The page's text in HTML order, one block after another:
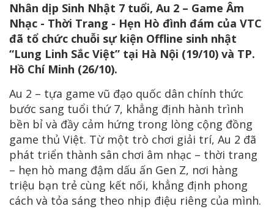
Nhân dịp Sinh Nhật 7 tuổi, Au 2 – Game Âm
Nhạc - Thời Trang - Hẹn Hò đình đám của VTC
đã tổ chức chuỗi sự kiện Offline sinh nhật
“Lung Linh Sắc Việt” tại Hà Nội (19/10) và TP.
Hồ Chí Minh (26/10).
Au 2 – tựa game vũ đạo quốc dân chính thức
bước sang tuổi thứ 7, khẳng định hành trình
bền bỉ và đầy cảm hứng trong lòng cộng đồng
game thủ Việt. Từ một trò chơi giải trí, Au 2 đã
phát triển thành sân chơi âm nhạc – thời trang
– hẹn hò mang đậm dấu ấn Gen Z, nơi hàng
triệu bạn trẻ cùng kết nối, khẳng định phong
cách và tỏa sáng theo nhịp điệu riêng của mình.